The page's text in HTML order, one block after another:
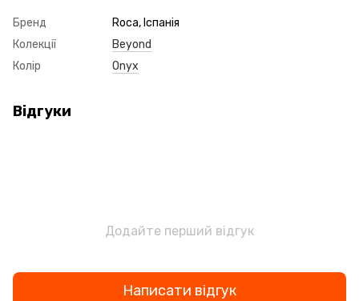
Бренд
Roca, Іспанія
Колекції
Beyond
Колір
Onyx
Відгуки
Додайте перший відгук
Написати відгук